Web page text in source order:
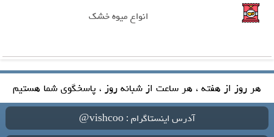
انواع میوه خشک
هر روز از هفته ، هر ساعت از شبانه روز ، پاسخگوی شما هستیم
آدرس اینستاگرام : vishcoo@